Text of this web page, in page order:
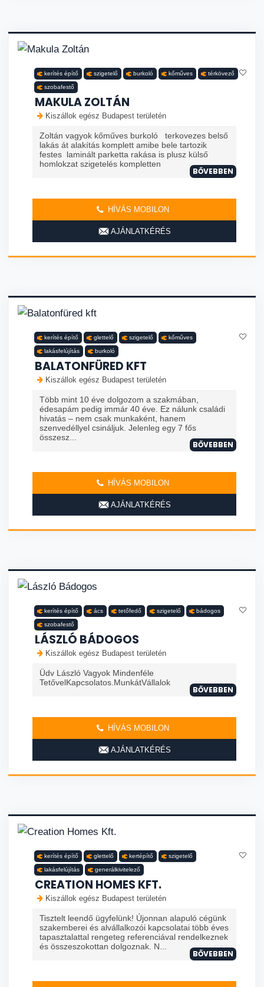
kerítés építő szigetelő burkoló kőműves térkövező
szobafestő
MAKULA ZOLTÁN
Kiszállok egész Budapest területén
Zoltán vagyok kőműves burkoló terkovezes belső
lakás át alakítás komplett amibe bele tartozik
festes laminált parketta rakása is plusz külső
homlokzat szigetelés kompletten
BŐVEBBEN
HÍVÁS MOBILON
AJÁNLATKÉRÉS
kerítés építő glettelő szigetelő kőműves
lakásfelújítás burkoló
BALATONFÜRED KFT
Kiszállok egész Budapest területén
Több mint 10 éve dolgozom a szakmában,
édesapám pedig immár 40 éve. Ez nálunk családi
hivatás – nem csak munkaként, hanem
szenvedéllyel csináljuk. Jelenleg egy 7 fős
összesz...
BŐVEBBEN
HÍVÁS MOBILON
AJÁNLATKÉRÉS
kerítés építő ács tetőfedő szigetelő bádogos
szobafestő
LÁSZLÓ BÁDOGOS
Kiszállok egész Budapest területén
Üdv László Vagyok Mindenféle
TetővelKapcsolatos.MunkátVállalok
BŐVEBBEN
HÍVÁS MOBILON
AJÁNLATKÉRÉS
kerítés építő glettelő kertépítő szigetelő
lakásfelújítás generálkivitelező
CREATION HOMES KFT.
Kiszállok egész Budapest területén
Tisztelt leendő ügyfelünk! Újonnan alapuló cégünk
szakemberei és alvállalkozói kapcsolatai több éves
tapasztalattal rengeteg referenciával rendelkeznek
és összeszokottan dolgoznak. N...
BŐVEBBEN